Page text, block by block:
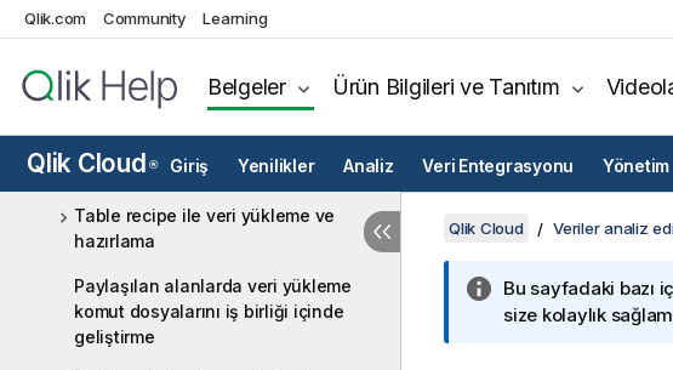
Qlik.com Community Learning
Belgeler Ürün Bilgileri ve Tanıtım
Qlik Cloud ® Giriş Yenilikler Analiz Veri Entegrasyonu Yönetim
yönetme
Kodlarla veri yükleme ve
dönüştürme
hazırlama
Table recipe ile veri yükleme ve
hazırlama
Paylaşılan alanlarda veri yükleme
komut dosyalarını iş birliği içinde
geliştirme
Qlik Cloud Veriler analiz
Bu sayfadaki bazı
size kolaylık